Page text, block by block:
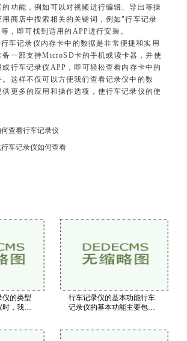
功能，例如可以对视频进行编辑、导出等操
用商店中搜索相关的关键词，例如"行车记录
，即可找到适用的APP进行安装。
车记录仪内存卡中的数据是非常便捷和实用
备一部支持MicroSD卡的手机或读卡器，并使
或行车记录仪APP，即可轻松查看内存卡中的
这样不仅可以方便我们查看记录仪中的数
更多的应用和操作选项，使行车记录仪的使
查看行车记录仪
行车记录仪如何查看
仪的类型
，我们
行车记录仪的基本功能行车
记录仪的基本功能主要包括